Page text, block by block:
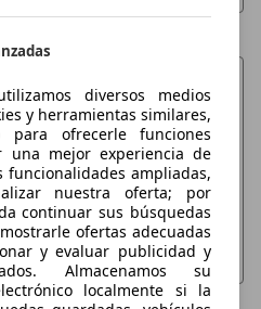
diversos medios
y herramientas similares,
ofrecerle funciones
una mejor experiencia de
funcionalidades ampliadas,
nuestra oferta; por
continuar sus búsquedas
ofertas adecuadas
y evaluar publicidad y
Almacenamos su
localmente si la